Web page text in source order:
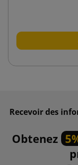
Recevoir des
Obtenez